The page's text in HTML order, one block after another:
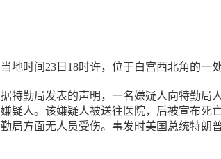
当地时间23日18时许，位于白宫西北角的一
据特勤局发表的声明，一名嫌疑人向特勤局
嫌疑人。该嫌疑人被送往医院，后被宣布死
勤局方面无人员受伤。事发时美国总统特朗